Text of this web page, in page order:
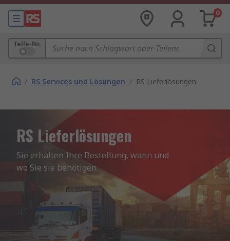
0
Teile-Nr.
/ RS Services und Lösungen / RS Lieferlösungen
RS Lieferlösungen
Sie erhalten Ihre Bestellung, wann und
wo Sie sie benötigen.